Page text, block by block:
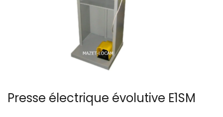
Presse électrique évolutive E1SM